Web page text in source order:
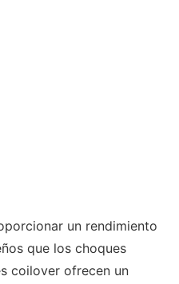
un rendimiento
que los choques
coilover ofrecen un